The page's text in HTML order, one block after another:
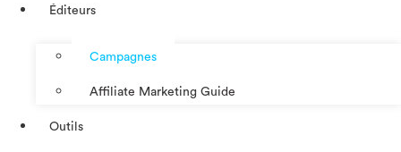
Éditeurs
Campagnes
Affiliate Marketing Guide
Outils